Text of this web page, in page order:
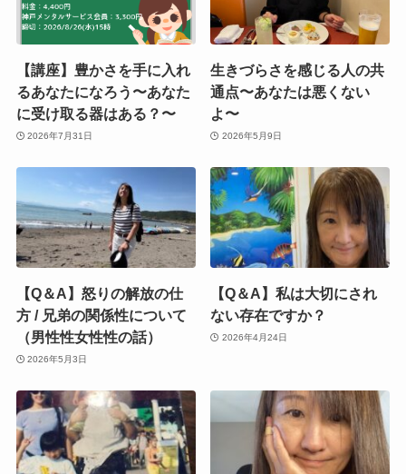
【講座】豊かさを手に入れ
るあなたになろう〜あなた
に受け取る器はある？〜
2026年7月31日
生きづらさを感じる人の共
通点〜あなたは悪くない
よ〜
2026年5月9日
【Q＆A】怒りの解放の仕
方 / 兄弟の関係性について
（男性性女性性の話）
2026年5月3日
【Q＆A】私は大切にされ
ない存在ですか？
2026年4月24日